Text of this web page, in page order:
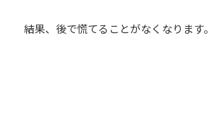
結果、後で慌てることがなくなります。